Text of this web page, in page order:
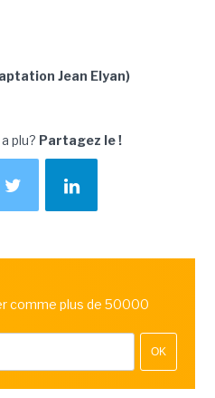
Jean Elyan)
plu? Partagez le !
comme plus de 50000
OK